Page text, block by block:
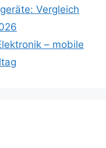
Vergleich
– mobile